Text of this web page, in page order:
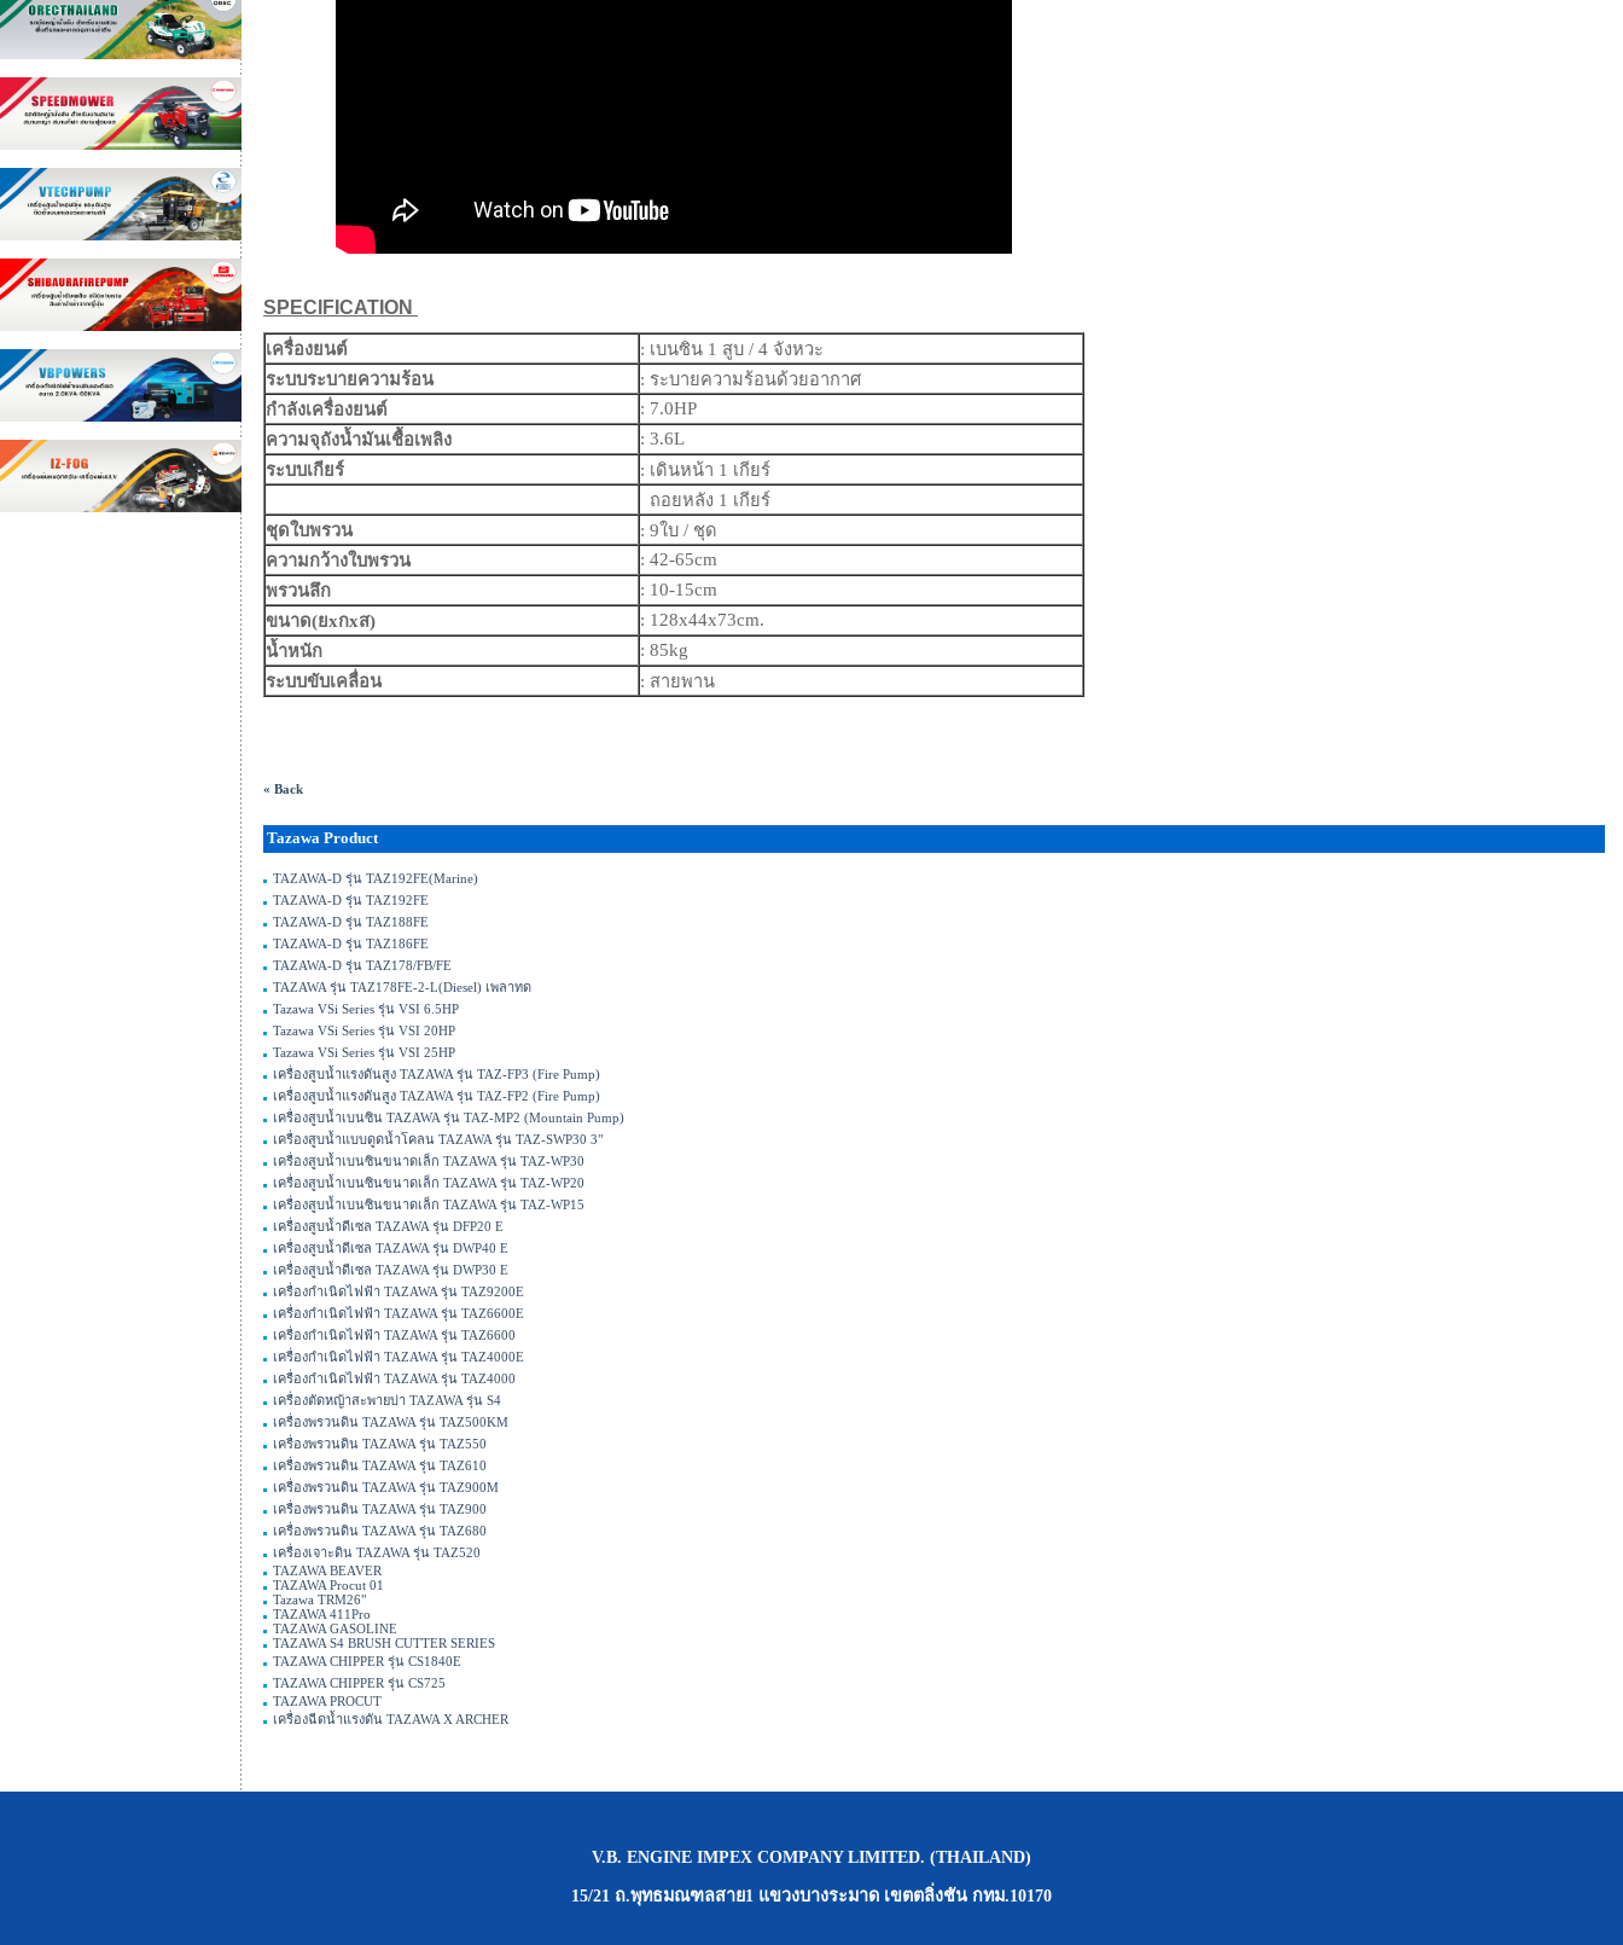
SPECIFICATION
เครื่องยนต์
: เบนซิน 1 สูบ / 4 จังหวะ
ระบบระบายความร้อน
: ระบายความร้อนด้วยอากาศ
กำลังเครื่องยนต์
: 7.0HP
ความจุถังน้ำมันเชื้อเพลิง
: 3.6L
ระบบเกียร์
: เดินหน้า 1 เกียร์
ถอยหลัง 1 เกียร์
ชุดใบพรวน
: 9ใบ / ชุด
ความกว้างใบพรวน
: 42-65cm
พรวนลึก
: 10-15cm
ขนาด(ยxกxส)
: 128x44x73cm.
น้ำหนัก
: 85kg
ระบบขับเคลื่อน
: สายพาน
« Back
Tazawa Product
TAZAWA-D รุ่น TAZ192FE(Marine)
TAZAWA-D รุ่น TAZ192FE
TAZAWA-D รุ่น TAZ188FE
TAZAWA-D รุ่น TAZ186FE
TAZAWA-D รุ่น TAZ178/FB/FE
TAZAWA รุ่น TAZ178FE-2-L(Diesel) เพลาทด
Tazawa VSi Series รุ่น VSI 6.5HP
Tazawa VSi Series รุ่น VSI 20HP
Tazawa VSi Series รุ่น VSI 25HP
เครื่องสูบน้ำแรงดันสูง TAZAWA รุ่น TAZ-FP3 (Fire Pump)
เครื่องสูบน้ำแรงดันสูง TAZAWA รุ่น TAZ-FP2 (Fire Pump)
เครื่องสูบน้ำเบนซิน TAZAWA รุ่น TAZ-MP2 (Mountain Pump)
เครื่องสูบน้ำแบบดูดน้ำโคลน TAZAWA รุ่น TAZ-SWP30 3"
เครื่องสูบน้ำเบนซินขนาดเล็ก TAZAWA รุ่น TAZ-WP30
เครื่องสูบน้ำเบนซินขนาดเล็ก TAZAWA รุ่น TAZ-WP20
เครื่องสูบน้ำเบนซินขนาดเล็ก TAZAWA รุ่น TAZ-WP15
เครื่องสูบน้ำดีเซล TAZAWA รุ่น DFP20 E
เครื่องสูบน้ำดีเซล TAZAWA รุ่น DWP40 E
เครื่องสูบน้ำดีเซล TAZAWA รุ่น DWP30 E
เครื่องกำเนิดไฟฟ้า TAZAWA รุ่น TAZ9200E
เครื่องกำเนิดไฟฟ้า TAZAWA รุ่น TAZ6600E
เครื่องกำเนิดไฟฟ้า TAZAWA รุ่น TAZ6600
เครื่องกำเนิดไฟฟ้า TAZAWA รุ่น TAZ4000E
เครื่องกำเนิดไฟฟ้า TAZAWA รุ่น TAZ4000
เครื่องตัดหญ้าสะพายบ่า TAZAWA รุ่น S4
เครื่องพรวนดิน TAZAWA รุ่น TAZ500KM
เครื่องพรวนดิน TAZAWA รุ่น TAZ550
เครื่องพรวนดิน TAZAWA รุ่น TAZ610
เครื่องพรวนดิน TAZAWA รุ่น TAZ900M
เครื่องพรวนดิน TAZAWA รุ่น TAZ900
เครื่องพรวนดิน TAZAWA รุ่น TAZ680
เครื่องเจาะดิน TAZAWA รุ่น TAZ520
TAZAWA BEAVER
TAZAWA Procut 01
Tazawa TRM26"
TAZAWA 411Pro
TAZAWA GASOLINE
TAZAWA S4 BRUSH CUTTER SERIES
TAZAWA CHIPPER รุ่น CS1840E
TAZAWA CHIPPER รุ่น CS725
TAZAWA PROCUT
เครื่องฉีดน้ำแรงดัน TAZAWA X ARCHER
V.B. ENGINE IMPEX COMPANY LIMITED. (THAILAND)
15/21 ถ.พุทธมณฑลสาย1 แขวงบางระมาด เขตตลิ่งชัน กทม.10170